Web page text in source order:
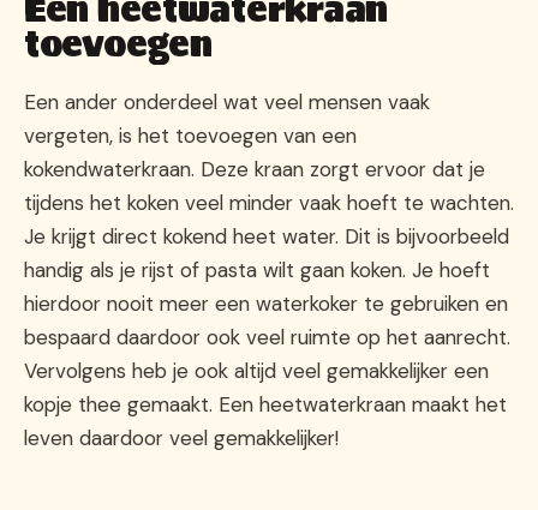
toevoegen
Een ander onderdeel wat veel mensen vaak
vergeten, is het toevoegen van een
kokendwaterkraan. Deze kraan zorgt ervoor dat je
tijdens het koken veel minder vaak hoeft te wachten.
Je krijgt direct kokend heet water. Dit is bijvoorbeeld
handig als je rijst of pasta wilt gaan koken. Je hoeft
hierdoor nooit meer een waterkoker te gebruiken en
bespaard daardoor ook veel ruimte op het aanrecht.
Vervolgens heb je ook altijd veel gemakkelijker een
kopje thee gemaakt. Een heetwaterkraan maakt het
leven daardoor veel gemakkelijker!